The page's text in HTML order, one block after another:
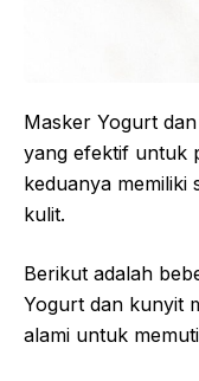
Masker Yogurt
yang efektif untuk
keduanya memiliki
kulit.
Berikut adalah
Yogurt dan kunyit
alami untuk